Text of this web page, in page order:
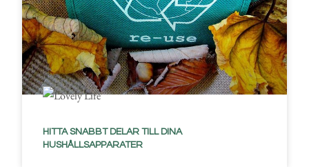
HITTA SNABBT DELAR TILL DINA
HUSHÅLLSAPPARATER